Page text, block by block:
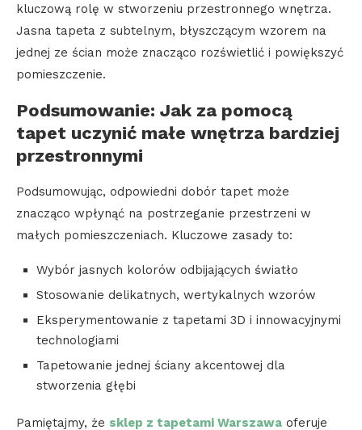
kluczową rolę w stworzeniu przestronnego wnętrza.
Jasna tapeta z subtelnym, błyszczącym wzorem na
jednej ze ścian może znacząco rozświetlić i powiększyć
pomieszczenie.
Podsumowanie: Jak za pomocą
tapet uczynić małe wnętrza bardziej
przestronnymi
Podsumowując, odpowiedni dobór tapet może
znacząco wpłynąć na postrzeganie przestrzeni w
małych pomieszczeniach. Kluczowe zasady to:
Wybór jasnych kolorów odbijających światło
Stosowanie delikatnych, wertykalnych wzorów
Eksperymentowanie z tapetami 3D i innowacyjnymi
technologiami
Tapetowanie jednej ściany akcentowej dla
stworzenia głębi
Pamiętajmy, że sklep z tapetami Warszawa oferuje